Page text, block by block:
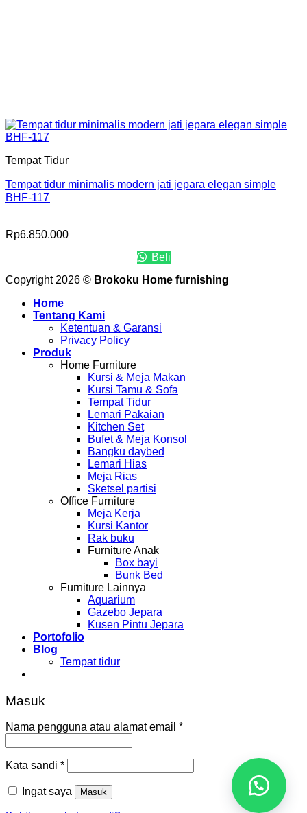
Tempat Tidur
Tempat tidur minimalis modern jati jepara elegan simple
BHF-117
Rp6.850.000
Beli
Copyright 2026 © Brokoku Home furnishing
Home
Tentang Kami
Ketentuan & Garansi
Privacy Policy
Produk
Home Furniture
Kursi & Meja Makan
Kursi Tamu & Sofa
Tempat Tidur
Lemari Pakaian
Kitchen Set
Bufet & Meja Konsol
Bangku daybed
Lemari Hias
Meja Rias
Sketsel partisi
Office Furniture
Meja Kerja
Kursi Kantor
Rak buku
Furniture Anak
Box bayi
Bunk Bed
Furniture Lainnya
Aquarium
Gazebo Jepara
Kusen Pintu Jepara
Portofolio
Blog
Tempat tidur
Masuk
Nama pengguna atau alamat email *
Kata sandi *
Ingat saya Masuk